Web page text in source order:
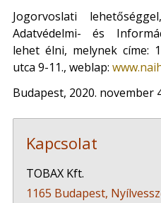
Jogorvoslati
Adatvédelmi- és
lehet élni, melynek címe:
utca 9-11., weblap:
Budapest, 2020. november
Kapcsolat
TOBAX Kft.
1165 Budapest,